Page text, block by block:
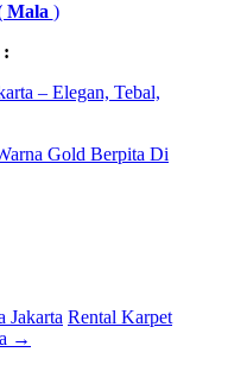
Mala )
:
– Elegan, Tebal,
Gold Berpita Di
Jakarta Rental Karpet
→